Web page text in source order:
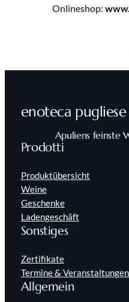
Onlineshop:
enoteca pugliese
Apuliens feinste
Prodotti
Produktübersicht
Weine
Geschenke
Ladengeschäft
Sonstiges
Zertifikate
Termine & Veranstaltungen
Allgemein